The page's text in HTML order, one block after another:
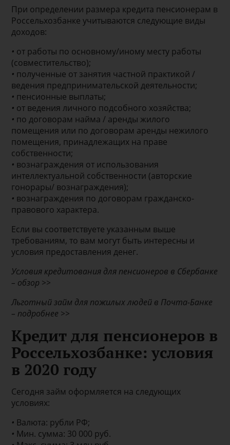
При определении размера кредита пенсионерам в
Россельхозбанке учитываются следующие виды
доходов:
• от работы по основному/иному месту работы
(совместительство);
• полученные от занятия частной практикой /
ведения предпринимательской деятельности;
• пенсионные выплаты;
• от ведения личного подсобного хозяйства;
• по договорам найма / аренды жилого
помещения или по договорам аренды нежилого
помещения, принадлежащих на праве
собственности;
• вознаграждения от использования
интеллектуальной собственности (авторские
гонорары/ вознаграждения);
• вознаграждения по договорам гражданско-
правового характера.
Если вы соответствуете указанным выше
требованиям, то вам могут быть интересны и
условия предоставления денег.
Условия кредитования для пенсионеров в Сбербанке
– обзор >>
Льготный займ для пожилых людей в Почта-Банке
– подробнее >>
Кредит для пенсионеров в
Россельхозбанке: условия
в 2020 году
Сегодня займ оформляется на следующих
условиях:
• Валюта: рубли РФ;
• Мин. сумма: 30 000 руб.